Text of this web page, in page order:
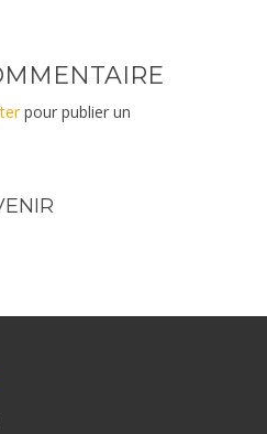
pour publier un